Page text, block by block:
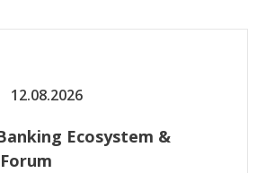
12.08.2026
Ecosystem &